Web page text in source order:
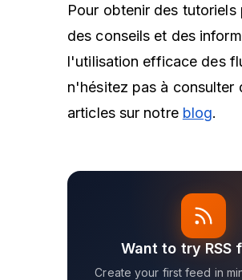
Pour obtenir des tutoriels
des conseils et des
l'utilisation efficace des
n'hésitez pas à consulter
articles sur notre blog.
Want to try RSS
Create your first feed in